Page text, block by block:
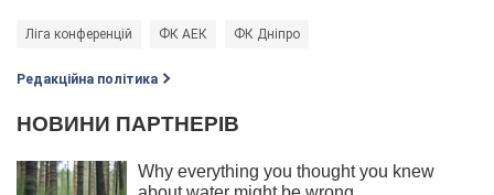
Ліга конференцій ФК АЕК ФК Дніпро
Редакційна політика